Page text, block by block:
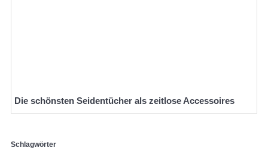
Die schönsten Seidentücher als zeitlose Accessoires
Schlagwörter